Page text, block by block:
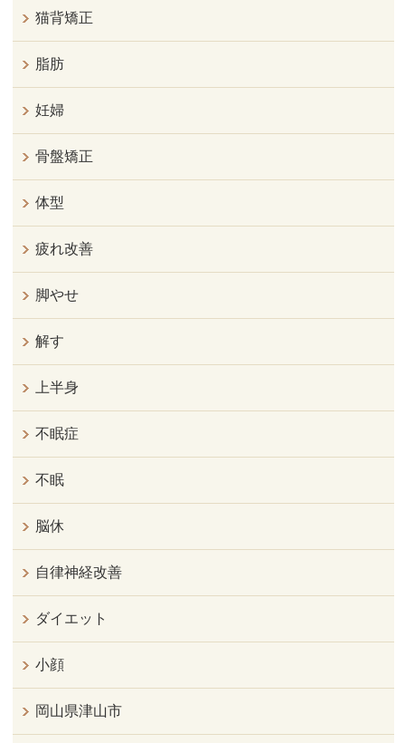
猫背矯正
脂肪
妊婦
骨盤矯正
体型
疲れ改善
脚やせ
解す
上半身
不眠症
不眠
脳休
自律神経改善
ダイエット
小顔
岡山県津山市